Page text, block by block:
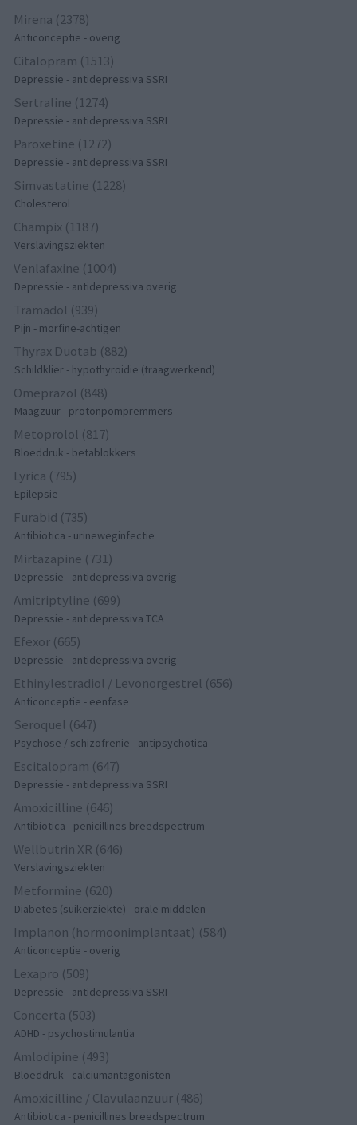
Mirena (2378)
Anticonceptie - overig
Citalopram (1513)
Depressie - antidepressiva SSRI
Sertraline (1274)
Depressie - antidepressiva SSRI
Paroxetine (1272)
Depressie - antidepressiva SSRI
Simvastatine (1228)
Cholesterol
Champix (1187)
Verslavingsziekten
Venlafaxine (1004)
Depressie - antidepressiva overig
Tramadol (939)
Pijn - morfine-achtigen
Thyrax Duotab (882)
Schildklier - hypothyroidie (traagwerkend)
Omeprazol (848)
Maagzuur - protonpompremmers
Metoprolol (817)
Bloeddruk - betablokkers
Lyrica (795)
Epilepsie
Furabid (735)
Antibiotica - urineweginfectie
Mirtazapine (731)
Depressie - antidepressiva overig
Amitriptyline (699)
Depressie - antidepressiva TCA
Efexor (665)
Depressie - antidepressiva overig
Ethinylestradiol / Levonorgestrel (656)
Anticonceptie - eenfase
Seroquel (647)
Psychose / schizofrenie - antipsychotica
Escitalopram (647)
Depressie - antidepressiva SSRI
Amoxicilline (646)
Antibiotica - penicillines breedspectrum
Wellbutrin XR (646)
Verslavingsziekten
Metformine (620)
Diabetes (suikerziekte) - orale middelen
Implanon (hormoonimplantaat) (584)
Anticonceptie - overig
Lexapro (509)
Depressie - antidepressiva SSRI
Concerta (503)
ADHD - psychostimulantia
Amlodipine (493)
Bloeddruk - calciumantagonisten
Amoxicilline / Clavulaanzuur (486)
Antibiotica - penicillines breedspectrum